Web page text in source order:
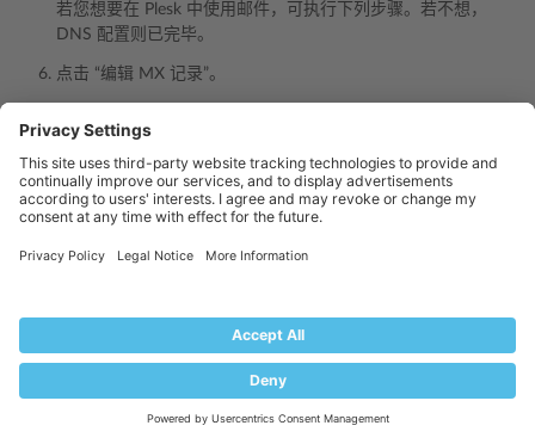
若您想要在 Plesk 中使用邮件，可执行下列步骤。若不想，
DNS 配置则已完毕。
点击 “编辑 MX 记录”。
添加以下 MX 记录然后点击保存：
主机
地址
@ <your server hostname> ，例如
mail.example.com
10